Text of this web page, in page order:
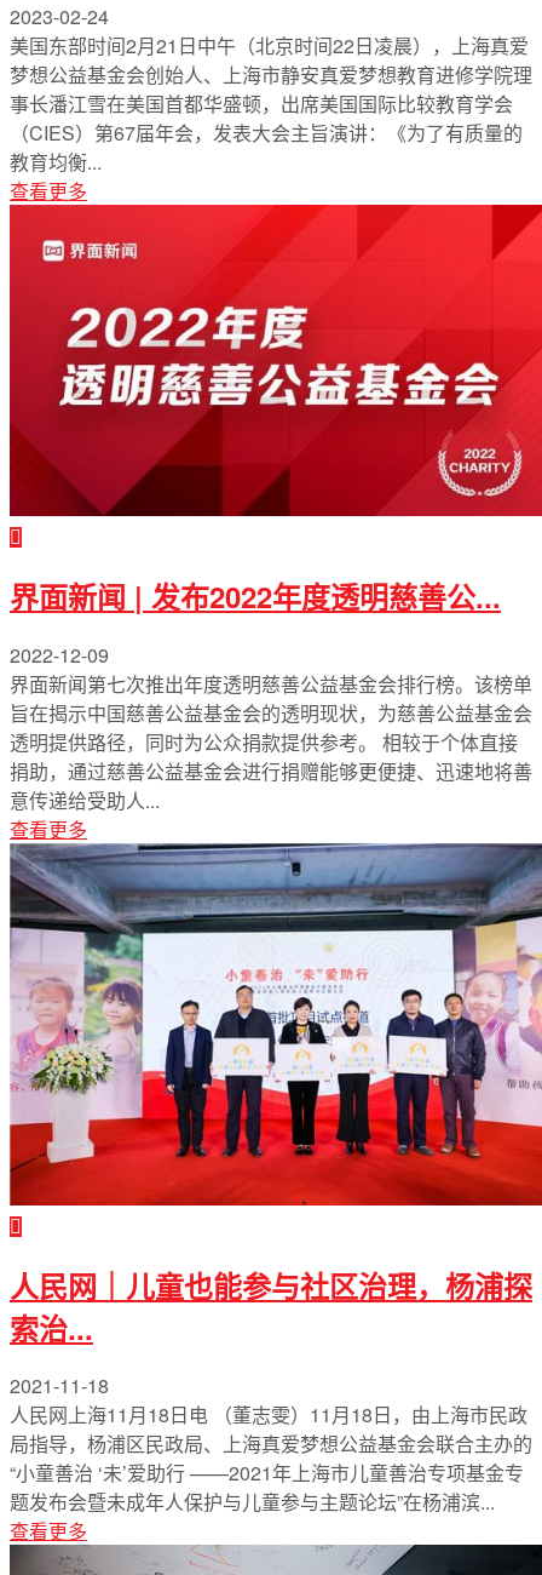
2023-02-24
美国东部时间2月21日中午（北京时间22日凌晨），上海真爱
梦想公益基金会创始人、上海市静安真爱梦想教育进修学院理
事长潘江雪在美国首都华盛顿，出席美国国际比较教育学会
（CIES）第67届年会，发表大会主旨演讲：《为了有质量的
教育均衡...
查看更多
界面新闻 | 发布2022年度透明慈善公...
2022-12-09
界面新闻第七次推出年度透明慈善公益基金会排行榜。该榜单
旨在揭示中国慈善公益基金会的透明现状，为慈善公益基金会
透明提供路径，同时为公众捐款提供参考。 相较于个体直接
捐助，通过慈善公益基金会进行捐赠能够更便捷、迅速地将善
意传递给受助人...
查看更多
人民网｜儿童也能参与社区治理，杨浦探
索治...
2021-11-18
人民网上海11月18日电 （董志雯）11月18日，由上海市民政
局指导，杨浦区民政局、上海真爱梦想公益基金会联合主办的
“小童善治 ‘未’爱助行 ——2021年上海市儿童善治专项基金专
题发布会暨未成年人保护与儿童参与主题论坛”在杨浦滨...
查看更多